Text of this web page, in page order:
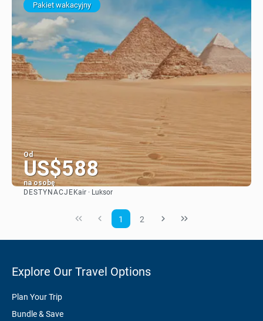
Pakiet wakacyjny
Od
US$588
na osobę
DESTYNACJE Kair · Luksor
1 2
Explore Our Travel Options
Plan Your Trip
Bundle & Save